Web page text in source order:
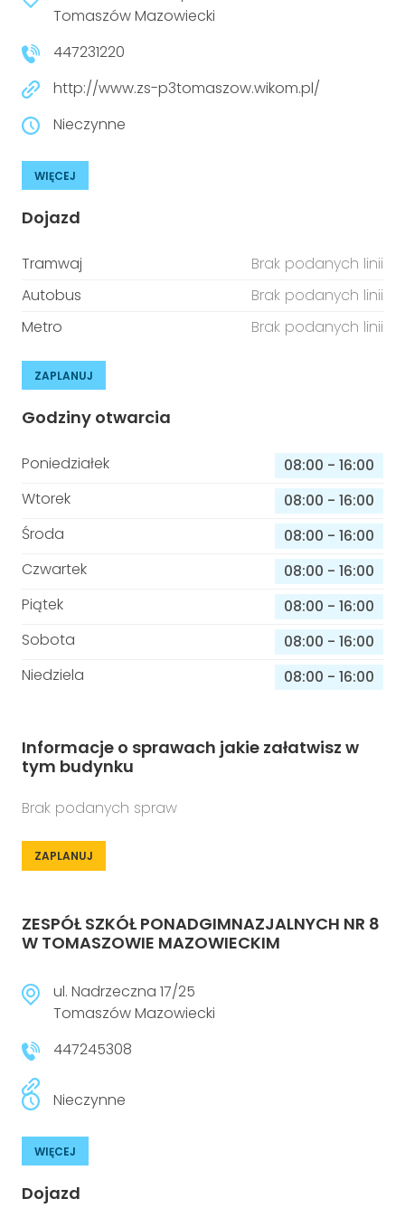
niepełnosprawnościami
Prawo
Prawa osób z niepełnosprawnościami
Urządzenia IoT
Tomaszów Mazowiecki
447231220
http://www.zs-p3tomaszow.wikom.pl/
Nieczynne
WIĘCEJ
Dojazd
Tramwaj
Brak podanych linii
Autobus
Brak podanych linii
Metro
Brak podanych linii
ZAPLANUJ
Godziny otwarcia
Poniedziałek 08:00 - 16:00
Wtorek
08:00 - 16:00
Środa
08:00 - 16:00
Czwartek
08:00 - 16:00
Piątek
08:00 - 16:00
Sobota
08:00 - 16:00
Niedziela
08:00 - 16:00
Informacje o sprawach jakie załatwisz w
tym budynku
Brak podanych spraw
ZAPLANUJ
ZESPÓŁ SZKÓŁ PONADGIMNAZJALNYCH NR 8
W TOMASZOWIE MAZOWIECKIM
ul. Nadrzeczna 17/25
Tomaszów Mazowiecki
447245308
Nieczynne
WIĘCEJ
Dojazd